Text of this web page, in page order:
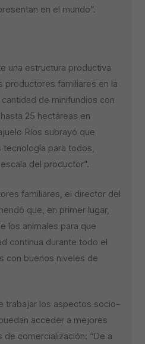
en el mundo”.
una estructura productiva
productores familiares en la
de minifundios con
25 hectáreas en
Ríos subrayó que
para todos,
del productor”.
familiares, el director del
que, en primer lugar,
los animales para que
continua durante todo el
con buenos niveles de
trabajar los aspectos socio-
acceder a mejores
comercialización: “De a